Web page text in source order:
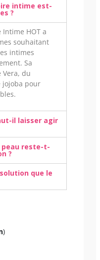
intime est-
?
Intime HOT a
souhaitant
intimes
Sa
du
jojoba pour
il laisser agir
peau reste-t-
?
que le
)